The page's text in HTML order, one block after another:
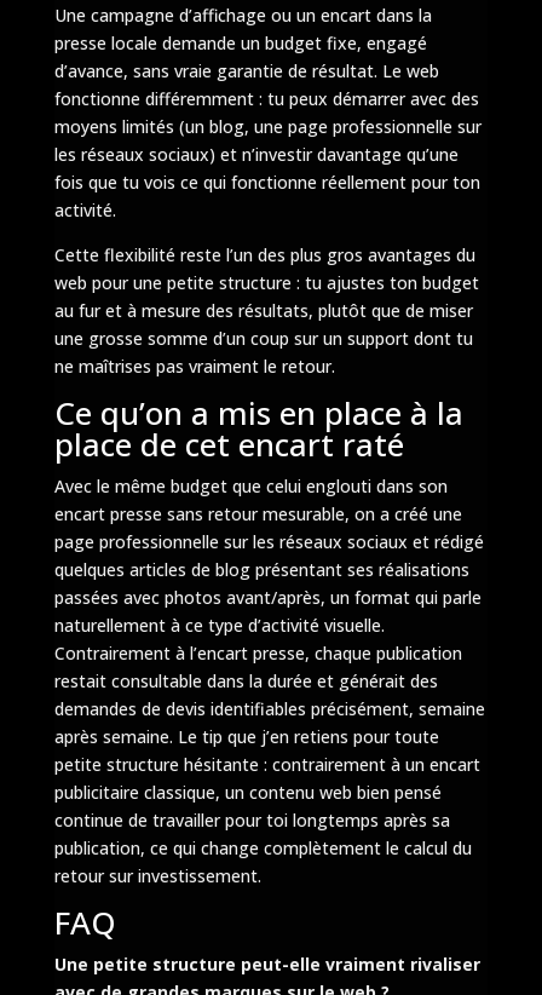
Une campagne d’affichage ou un encart dans la
presse locale demande un budget fixe, engagé
d’avance, sans vraie garantie de résultat. Le web
fonctionne différemment : tu peux démarrer avec des
moyens limités (un blog, une page professionnelle sur
les réseaux sociaux) et n’investir davantage qu’une
fois que tu vois ce qui fonctionne réellement pour ton
activité.
Cette flexibilité reste l’un des plus gros avantages du
web pour une petite structure : tu ajustes ton budget
au fur et à mesure des résultats, plutôt que de miser
une grosse somme d’un coup sur un support dont tu
ne maîtrises pas vraiment le retour.
Ce qu’on a mis en place à la
place de cet encart raté
Avec le même budget que celui englouti dans son
encart presse sans retour mesurable, on a créé une
page professionnelle sur les réseaux sociaux et rédigé
quelques articles de blog présentant ses réalisations
passées avec photos avant/après, un format qui parle
naturellement à ce type d’activité visuelle.
Contrairement à l’encart presse, chaque publication
restait consultable dans la durée et générait des
demandes de devis identifiables précisément, semaine
après semaine. Le tip que j’en retiens pour toute
petite structure hésitante : contrairement à un encart
publicitaire classique, un contenu web bien pensé
continue de travailler pour toi longtemps après sa
publication, ce qui change complètement le calcul du
retour sur investissement.
FAQ
Une petite structure peut-elle vraiment rivaliser